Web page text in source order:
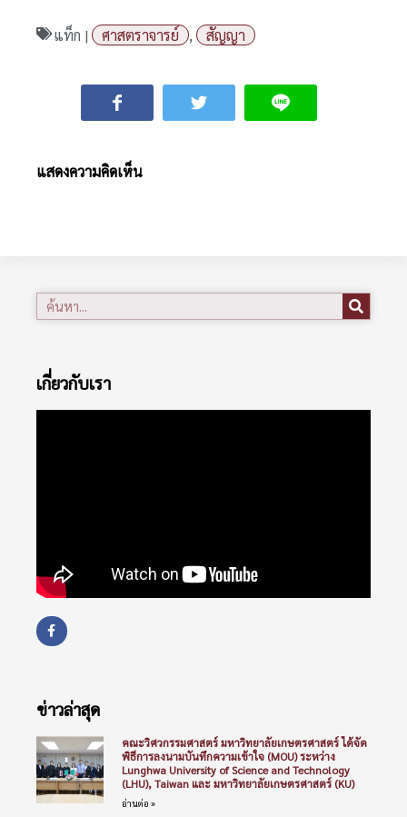
แท็ก | ศาสตราจารย์ , สัญญา
แสดงความคิดเห็น
เกี่ยวกับเรา
ข่าวล่าสุด
คณะวิศวกรรมศาสตร์ มหาวิทยาลัยเกษตรศาสตร์ ได้จัด
พิธีการลงนามบันทึกความเข้าใจ (MOU) ระหว่าง
Lunghwa University of Science and Technology
(LHU), Taiwan และ มหาวิทยาลัยเกษตรศาสตร์ (KU)
อ่านต่อ »